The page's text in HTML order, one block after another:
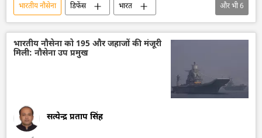
भारतीय नौसेना डिफेंस
भारत
आत्मनिर्भर भारत
भारतीय सेना
भारतीय सशस्‍त्र सेनाएँ
भारतीय वायुसेना
ड्रोन हमला
और भी6
भारतीय नौसेना को 195 और जहाजों की मंजूरी
मिली: नौसेना उप प्रमुख
सत्येन्द्र प्रताप सिंह